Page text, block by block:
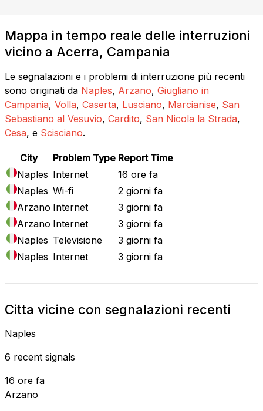
Mappa in tempo reale delle interruzioni
vicino a Acerra, Campania
Le segnalazioni e i problemi di interruzione più recenti
sono originati da Naples, Arzano, Giugliano in
Campania, Volla, Caserta, Lusciano, Marcianise, San
Sebastiano al Vesuvio, Cardito, San Nicola la Strada,
Cesa, e Scisciano.
City Problem Type Report Time
Naples Internet
16 ore fa
Naples Wi-fi
2 giorni fa
Arzano Internet
3 giorni fa
Arzano Internet
3 giorni fa
Naples Televisione
3 giorni fa
Naples Internet 3 giorni fa
Citta vicine con segnalazioni recenti
Naples
6 recent signals
16 ore fa
Arzano